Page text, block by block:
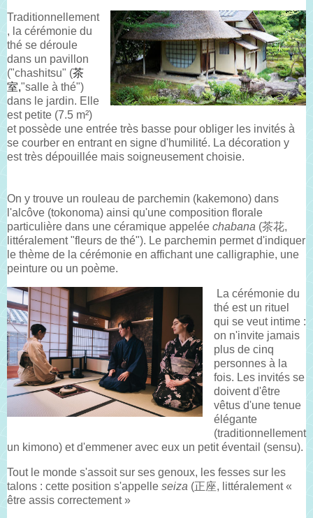
Traditionnellement
, la cérémonie du
thé se déroule
dans un pavillon
("chashitsu" (茶
室,"salle à thé")
dans le jardin. Elle
est petite (7.5 m²)
et possède une entrée très basse pour obliger les invités à
se courber en entrant en signe d'humilité. La décoration y
est très dépouillée mais soigneusement choisie.
On y trouve un rouleau de parchemin (kakemono) dans
l'alcôve (tokonoma) ainsi qu'une composition florale
particulière dans une céramique appelée chabana (茶花,
littéralement "fleurs de thé"). Le parchemin permet d'indiquer
le thème de la cérémonie en affichant une calligraphie, une
peinture ou un poème.
La cérémonie du
thé est un rituel
qui se veut intime :
on n'invite jamais
plus de cinq
personnes à la
fois. Les invités se
doivent d'être
vêtus d'une tenue
élégante
(traditionnellement
un kimono) et d'emmener avec eux un petit éventail (sensu).
Tout le monde s'assoit sur ses genoux, les fesses sur les
talons : cette position s'appelle seiza (正座, littéralement «
être assis correctement »